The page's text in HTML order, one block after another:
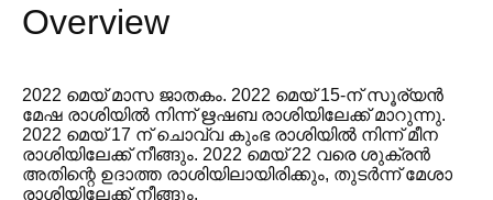
Overview
2022 മെയ് മാസ ജാതകം. 2022 മെയ് 15-ന് സൂര്യൻ
മേഷ രാശിയിൽ നിന്ന് ഋഷബ രാശിയിലേക്ക് മാറുന്നു.
2022 മെയ് 17 ന് ചൊവ്വ കുംഭ രാശിയിൽ നിന്ന് മീന
രാശിയിലേക്ക് നീങ്ങും. 2022 മെയ് 22 വരെ ശുക്രൻ
അതിന്റെ ഉദാത്ത രാശിയിലായിരിക്കും, തുടർന്ന് മേശാ
രാശിയിലേക്ക് നീങ്ങും.